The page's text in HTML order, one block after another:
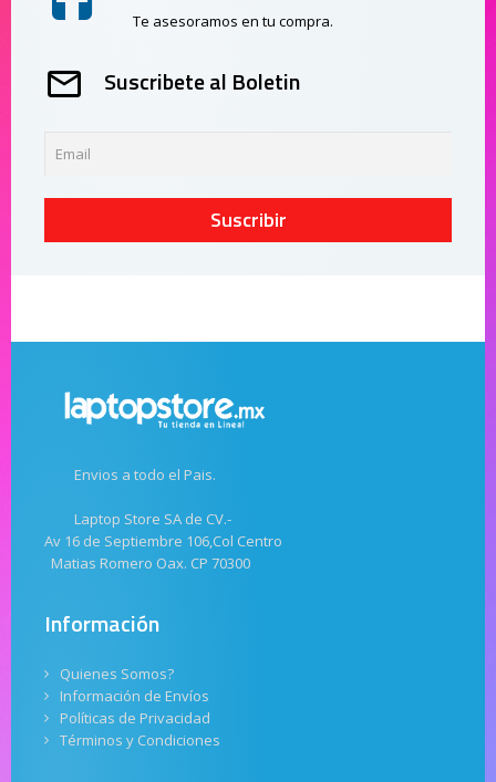
Te asesoramos en tu compra.
Suscribete al Boletin
Suscribir
Envios a todo el Pais.
Laptop Store SA de CV.-
Av 16 de Septiembre 106,Col Centro
Matias Romero Oax. CP 70300
Información
Quienes Somos?
Información de Envíos
Políticas de Privacidad
Términos y Condiciones